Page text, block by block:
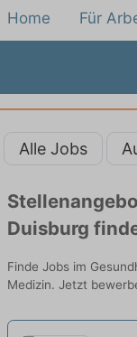
Home Für
Alle Jobs
Duisburg
Finde Jobs im
Medizin. Jetzt